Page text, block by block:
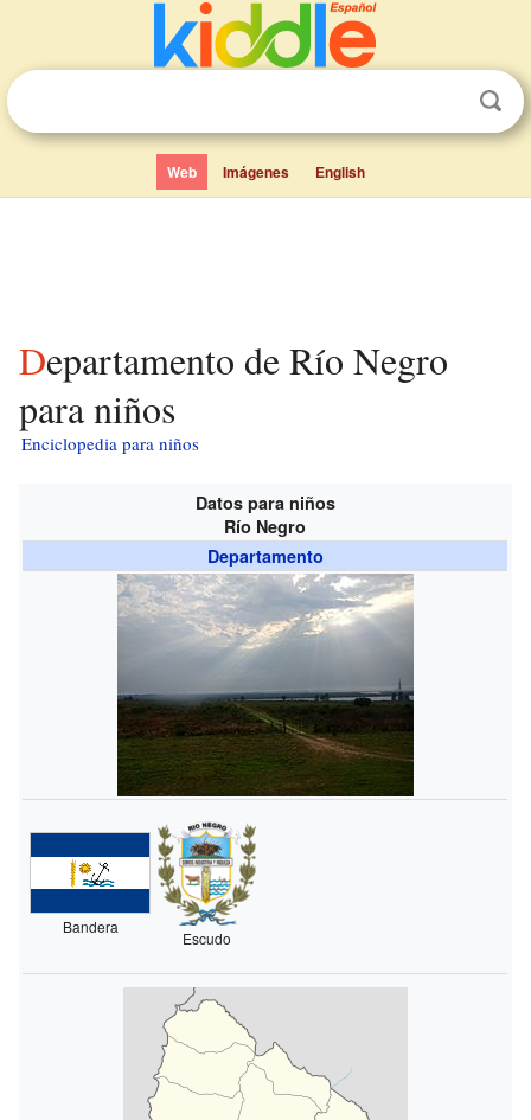
Web Imágenes English
Departamento de Río Negro
para niños
Enciclopedia para niños
Datos para niños
Río Negro
Departamento
Bandera
Escudo